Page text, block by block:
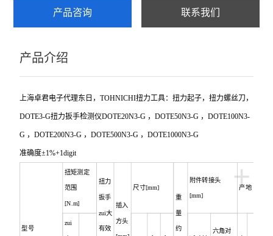
产品咨询 联系我们
产品介绍
上海卓君电子代理东日，TOHNICHI扭力工具：扭力起子，扭力螺丝刀，
DOTE3-G扭力扳手检测仪DOTE20N3-G ，DOTE50N3-G ，DOTE100N3-
G ，DOTE200N3-G ，DOTE500N3-G ，DOTE1000N3-G
准确度±1%+1digit
+
型号
扭矩测定
范围
[N.m]
扭力
扳手
zui大
有效
插入
方头
尺寸[mm]
重
量
约
附件转接头
[mm]
产地
zui
六角对